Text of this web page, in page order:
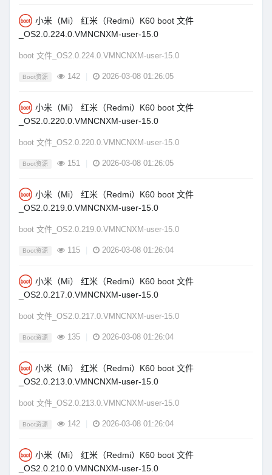
小米（Mi） 红米（Redmi）K60 boot 文件
_OS2.0.224.0.VMNCNXM-user-15.0
boot 文件_OS2.0.224.0.VMNCNXM-user-15.0
Boot资源 142 2026-03-08 01:26:05
小米（Mi） 红米（Redmi）K60 boot 文件
_OS2.0.220.0.VMNCNXM-user-15.0
boot 文件_OS2.0.220.0.VMNCNXM-user-15.0
Boot资源 151 2026-03-08 01:26:05
小米（Mi） 红米（Redmi）K60 boot 文件
_OS2.0.219.0.VMNCNXM-user-15.0
boot 文件_OS2.0.219.0.VMNCNXM-user-15.0
Boot资源 115 2026-03-08 01:26:04
小米（Mi） 红米（Redmi）K60 boot 文件
_OS2.0.217.0.VMNCNXM-user-15.0
boot 文件_OS2.0.217.0.VMNCNXM-user-15.0
Boot资源 135 2026-03-08 01:26:04
小米（Mi） 红米（Redmi）K60 boot 文件
_OS2.0.213.0.VMNCNXM-user-15.0
boot 文件_OS2.0.213.0.VMNCNXM-user-15.0
Boot资源 142 2026-03-08 01:26:04
小米（Mi） 红米（Redmi）K60 boot 文件
_OS2.0.210.0.VMNCNXM-user-15.0